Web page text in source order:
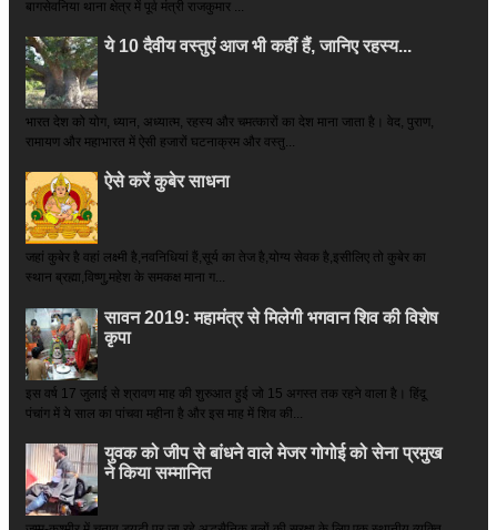
बागसेवनिया थाना क्षेत्र में पूर्व मंत्री राजकुमार ...
ये 10 दैवीय वस्तुएं आज भी कहीं हैं, जानिए रहस्य...
भारत देश को योग, ध्यान, अध्यात्म, रहस्य और चमत्कारों का देश माना जाता है। वेद, पुराण,
रामायण और महाभारत में ऐसी हजारों घटनाक्रम और वस्तु...
ऐसे करें कुबेर साधना
जहां कुबेर है­ वहां लक्ष्मी है,नवनिधियां हैं,सूर्य का तेज है,योग्य सेवक है,इसीलिए तो कुबेर का
स्थान ब्रह्मा,विष्णु,महेश के समकक्ष माना ग...
सावन 2019: महामंत्र से मिलेगी भगवान शिव की विशेष
कृपा
इस वर्ष 17 जुलाई से श्रावण माह की शुरुआत हुई जो 15 अगस्त तक रहने वाला है। हिंदू
पंचांग में ये साल का पांचवा महीना है और इस माह में शिव की...
युवक को जीप से बांधने वाले मेजर गोगोई को सेना प्रमुख
ने किया सम्‍मानित